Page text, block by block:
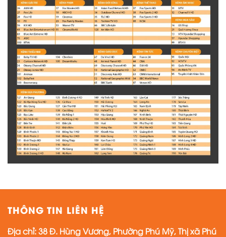
THÔNG TIN LIÊN HỆ
Địa chỉ:38 Đ. Hùng Vương, Phường Phú Mỹ, Thị xã Phú